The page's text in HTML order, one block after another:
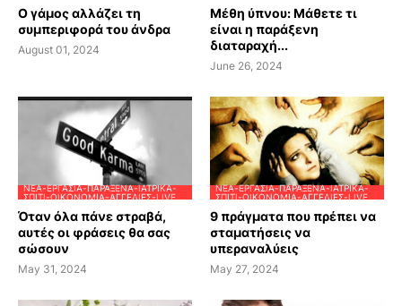
Ο γάμος αλλάζει τη
συμπεριφορά του άνδρα
August 01, 2024
Μέθη ύπνου: Μάθετε τι
είναι η παράξενη
διαταραχή...
June 26, 2024
ΝΈΑ-ΕΡΓΑΣΊΑ-ΠΑΡΆΞΕΝΑ-ΙΑΤΡΙΚΆ-
ΣΠΊΤΙ-ΟΙΚΟΝΟΜΊΑ-ΑΓΓΕΛΊΕΣ-LIVE
Όταν όλα πάνε στραβά,
αυτές οι φράσεις θα σας
σώσουν
May 31, 2024
ΝΈΑ-ΕΡΓΑΣΊΑ-ΠΑΡΆΞΕΝΑ-ΙΑΤΡΙΚΆ-
ΣΠΊΤΙ-ΟΙΚΟΝΟΜΊΑ-ΑΓΓΕΛΊΕΣ-LIVE
9 πράγματα που πρέπει να
σταματήσεις να
υπεραναλύεις
May 27, 2024